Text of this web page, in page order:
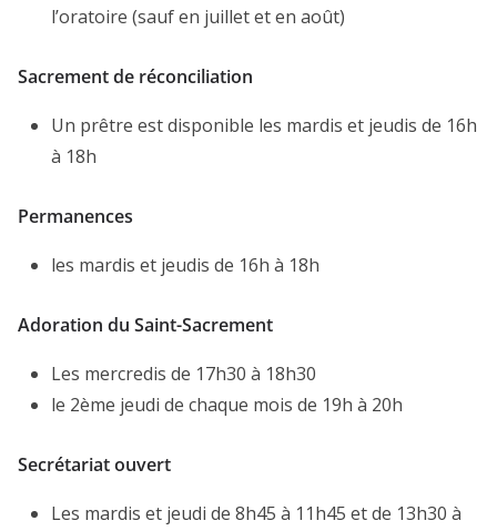
l’oratoire (sauf en juillet et en août)
Sacrement de réconciliation
Un prêtre est disponible les mardis et jeudis de 16h
à 18h
Permanences
les mardis et jeudis de 16h à 18h
Adoration du Saint-Sacrement
Les mercredis de 17h30 à 18h30
le 2ème jeudi de chaque mois de 19h à 20h
Secrétariat ouvert
Les mardis et jeudi de 8h45 à 11h45 et de 13h30 à